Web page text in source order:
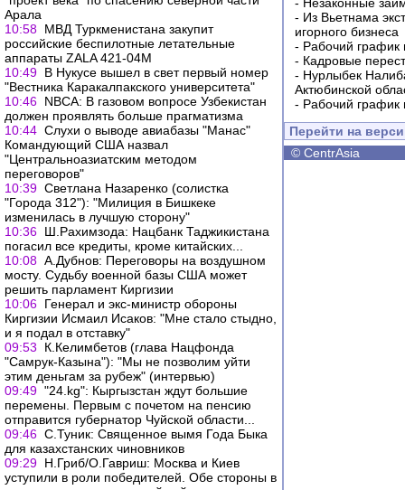
Арала
10:58 МВД Туркменистана закупит
российские беспилотные летательные
аппараты ZALA 421-04М
10:49 В Нукусе вышел в свет первый номер
"Вестника Каракалпакского университета"
10:46 NBCA: В газовом вопросе Узбекистан
должен проявлять больше прагматизма
10:44 Слухи о выводе авиабазы "Манас"
Командующий США назвал
"Центральноазиатским методом
переговоров"
10:39 Светлана Назаренко (солистка
"Города 312"): "Милиция в Бишкеке
изменилась в лучшую сторону"
10:36 Ш.Рахимзода: Нацбанк Таджикистана
погасил все кредиты, кроме китайских...
10:08 А.Дубнов: Переговоры на воздушном
мосту. Судьбу военной базы США может
решить парламент Киргизии
10:06 Генерал и экс-министр обороны
Киргизии Исмаил Исаков: "Мне стало стыдно,
и я подал в отставку"
09:53
К.Келимбетов (глава Нацфонда
"Самрук-Казына"): "Мы не позволим уйти
этим деньгам за рубеж" (интервью)
09:49 "24.kg": Кыргызстан ждут большие
перемены. Первым с почетом на пенсию
отправится губернатор Чуйской области...
09:46 С.Туник: Священное вымя Года Быка
для казахстанских чиновников
09:29 Н.Гриб/О.Гавриш: Москва и Киев
уступили в роли победителей. Обе стороны в
- Из Вьетнама
игорного бизнеса
- Рабочий график
- Кадровые
- Нурлыбек
Актюбинской
- Рабочий график
Перейти на
© CentrAsia